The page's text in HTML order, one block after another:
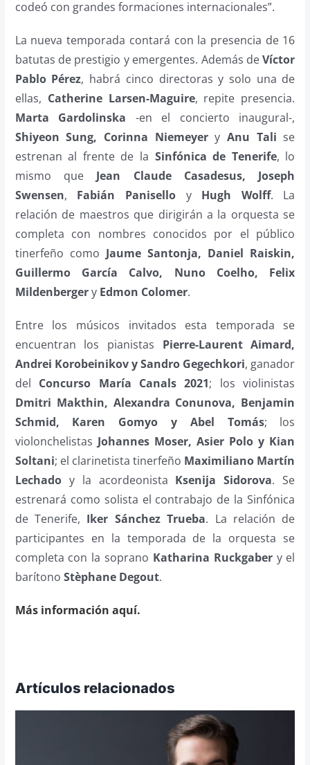
codeó con grandes formaciones internacionales”.
La nueva temporada contará con la presencia de 16
batutas de prestigio y emergentes. Además deVíctor
Pablo Pérez, habrá cinco directoras y solo una de
ellas, Catherine Larsen-Maguire, repite presencia.
Marta Gardolinska -en el concierto inaugural-,
Shiyeon Sung, Corinna NiemeyeryAnu Tali se
estrenan al frente de la Sinfónica de Tenerife, lo
mismo que Jean Claude Casadesus, Joseph
Swensen, Fabián Paniselloy Hugh Wolff. La
relación de maestros que dirigirán a la orquesta se
completa con nombres conocidos por el público
tinerfeño como Jaume Santonja, Daniel Raiskin,
Guillermo García Calvo, Nuno Coelho, Felix
Mildenbergery Edmon Colomer.
Entre los músicos invitados esta temporada se
encuentran los pianistas Pierre-Laurent Aimard,
Andrei Korobeinikov y Sandro Gegechkori, ganador
del Concurso María Canals 2021; los violinistas
Dmitri Makthin, Alexandra Conunova, Benjamin
Schmid, Karen Gomyo y Abel Tomás; los
violonchelistas Johannes Moser, Asier Polo y Kian
Soltani; el clarinetista tinerfeño Maximiliano Martín
Lechadoy la acordeonista Ksenija Sidorova. Se
estrenará como solista el contrabajo de la Sinfónica
de Tenerife, Iker Sánchez Trueba. La relación de
participantes en la temporada de la orquesta se
completa con la soprano Katharina Ruckgabery el
barítono Stèphane Degout.
Más información aquí.
Artículos relacionados